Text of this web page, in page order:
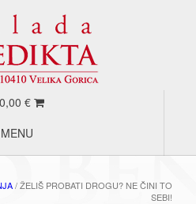
0,00 €
MENU
/ ŽELIŠ PROBATI DROGU? NE ČINI TO
SEBI!